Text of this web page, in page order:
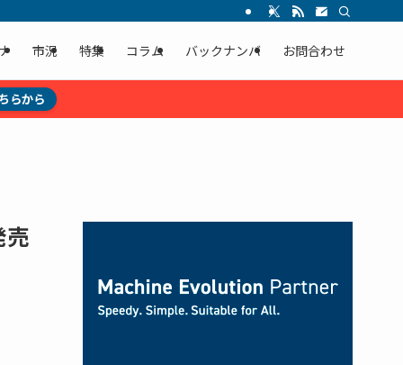
市況 特集 コラム バックナンバ お問合わせ
らから
売